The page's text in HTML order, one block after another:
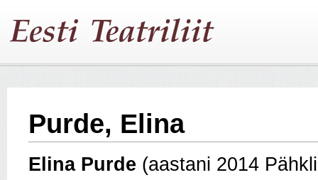
Purde, Elina
Elina Purde (aastani 2014